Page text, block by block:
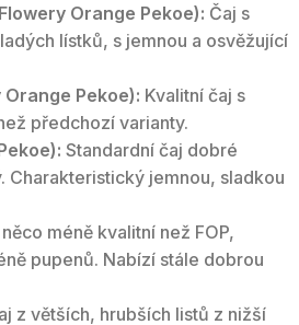
Orange Pekoe): Čaj s
lístků, s jemnou a osvěžující
Orange Pekoe): Kvalitní čaj s
předchozí varianty.
Standardní čaj dobré
Charakteristický jemnou, sladkou
méně kvalitní než FOP,
pupenů. Nabízí stále dobrou
z větších, hrubších listů z nižší